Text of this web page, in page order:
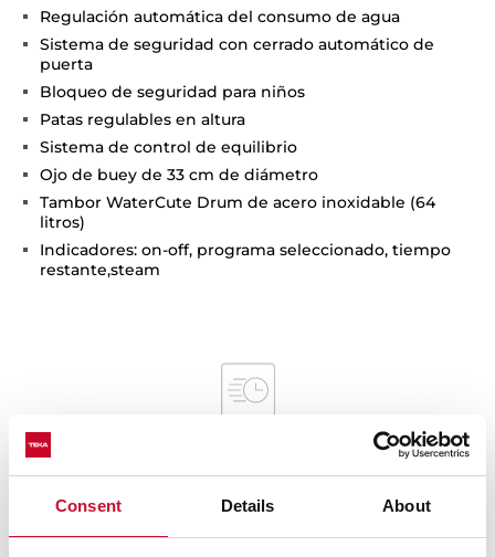
Consent Details About
Regulación automática del consumo de agua
Sistema de seguridad con cerrado automático de
puerta
Bloqueo de seguridad para niños
Patas regulables en altura
Sistema de control de equilibrio
Ojo de buey de 33 cm de diámetro
Tambor WaterCute Drum de acero inoxidable (64
litros)
Indicadores: on-off, programa seleccionado, tiempo
restante,steam